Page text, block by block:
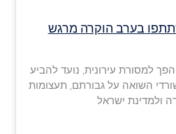
השתתפו בערב הוקרה מרגש
למסורת עירונית, נועד להביע
השואה על גבורתם, תעצומות
ולמדינת ישראל